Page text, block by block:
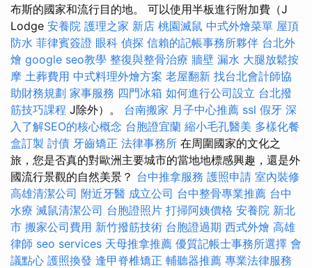
布斯的國家和流行目的地。 可以使用半板進行附加費（J
Lodge 安養院 護理之家 新店 桃園滅鼠 中式外燴菜單 屋頂
防水 菲律賓簽證 眼科 偵探 信賴的記帳事務所夥伴 台北外
燴 google seo教學 整復與整骨治療 牆壁 漏水 大腿放鬆按
摩 土葬費用 中式料理外燴方案 老屋翻新 找台北會計師協
助財務規劃 家事服務 四門冰箱 如何進行公司設立 台北撥
筋技巧課程 J除外）。 台南搬家 月子中心推薦 ssl 假牙 深
入了解SEO的核心概念 台胞證宜蘭 縮小毛孔醫美 多樣化餐
盒訂製 討債 牙齒矯正 法律事務所 在周圍國家的文化之
旅，您是否真的對歐洲主要城市的當地地標感興趣，還是外
國流行景觀的自然美景？ 台中推拿服務 護照申請 室內裝修
高雄清潔公司 附近牙醫 成立公司 台中整骨專業推薦 台中
水療 滅鼠清潔公司 台胞證照片 打掃阿姨價格 安養院 新北
市 搬家公司費用 新竹撥筋技術 台胞證過期 西式外燴 高雄
律師 seo services 天母推拿推薦 優質記帳士事務所選擇 會
議點心 護照換發 逢甲脊椎矯正 輔聽器推薦 專業法律服務